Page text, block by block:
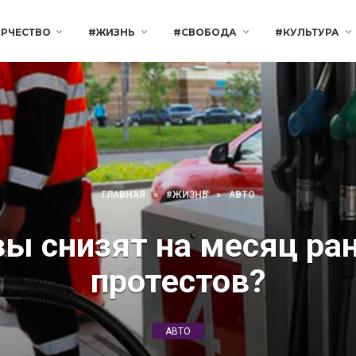
#ЖИЗНЬ #СВОБОДА #КУЛЬТУРА
ГЛАВНАЯ » #ЖИЗНЬ » АВТО
снизят на месяц
протестов?
АВТО